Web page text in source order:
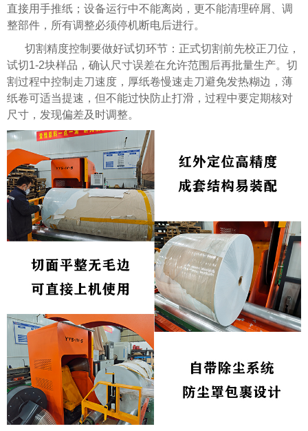
直接用手推纸；设备运行中不能离岗，更不能清理碎屑、调
整部件，所有调整必须停机断电后进行。
切割精度控制要做好试切环节：正式切割前先校正刀位，
试切1-2块样品，确认尺寸误差在允许范围后再批量生产。切
割过程中控制走刀速度，厚纸卷慢速走刀避免发热糊边，薄
纸卷可适当提速，但不能过快防止打滑，过程中要定期核对
尺寸，发现偏差及时调整。